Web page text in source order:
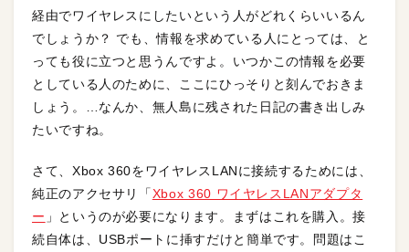
経由でワイヤレスにしたいという人がどれくらいいるん
でしょうか？ でも、情報を求めている人にとっては、と
っても役に立つと思うんですよ。いつかこの情報を必要
としている人のために、ここにひっそりと刻んでおきま
しょう。…なんか、無人島に残された日記の書き出しみ
たいですね。
さて、Xbox 360をワイヤレスLANに接続するためには、
純正のアクセサリ「Xbox 360 ワイヤレスLANアダプタ
ー 」というのが必要になります。まずはこれを購入。接
続自体は、USBポートに挿すだけと簡単です。問題はこ